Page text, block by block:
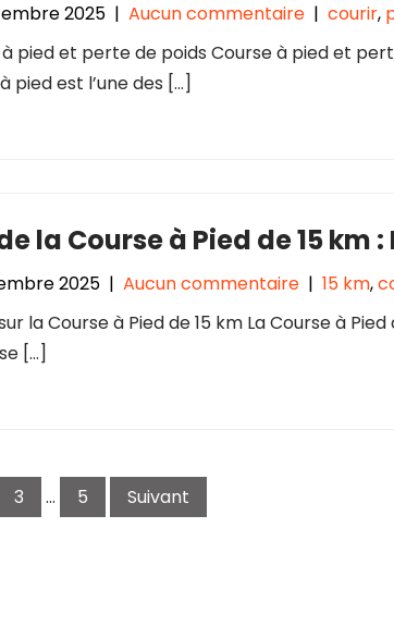
2025 | Aucun commentaire | courir,
pied et perte de poids Course à pied et
pied est l’une des […]
la Course à Pied de 15 km
2025 | Aucun commentaire | 15 km,
la Course à Pied de 15 km La Course à
[…]
3 … 5 Suivant